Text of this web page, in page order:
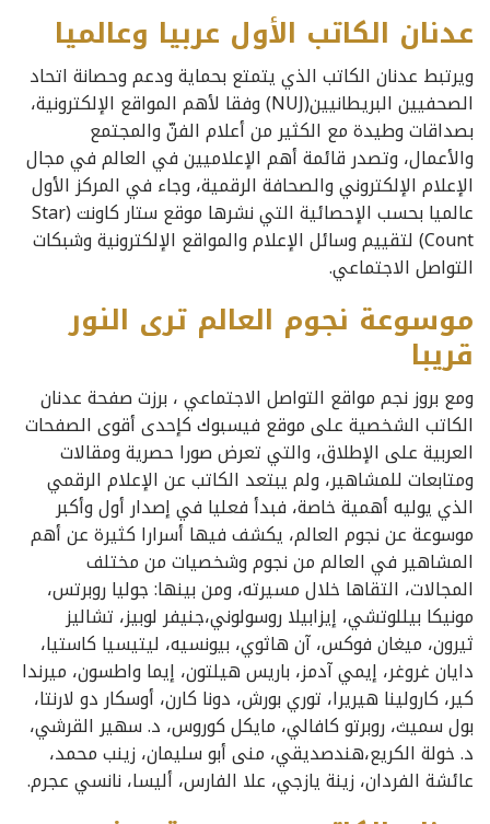
عدنان الكاتب الأول عربيا وعالميا
ويرتبط عدنان الكاتب الذي يتمتع بحماية ودعم وحصانة اتحاد
الصحفيين البريطانيين(NUJ) وفقا لأهم المواقع الإلكترونية،
بصداقات وطيدة مع الكثير من أعلام الفنّ والمجتمع
والأعمال، وتصدر قائمة أهم الإعلاميين في العالم في مجال
الإعلام الإلكتروني والصحافة الرقمية، وجاء في المركز الأول
عالميا بحسب الإحصائية التي نشرها موقع ستار كاونت (Star
Count) لتقييم وسائل الإعلام والمواقع الإلكترونية وشبكات
التواصل الاجتماعي.
موسوعة نجوم العالم ترى النور
قريبا
ومع بروز نجم مواقع التواصل الاجتماعي ، برزت صفحة عدنان
الكاتب الشخصية على موقع فيسبوك كإحدى أقوى الصفحات
العربية على الإطلاق، والتي تعرض صورا حصرية ومقالات
ومتابعات للمشاهير، ولم يبتعد الكاتب عن الإعلام الرقمي
الذي يوليه أهمية خاصة، فبدأ فعليا في إصدار أول وأكبر
موسوعة عن نجوم العالم، يكشف فيها أسرارا كثيرة عن أهم
المشاهير في العالم من نجوم وشخصيات من مختلف
المجالات، التقاها خلال مسيرته، ومن بينها: جوليا روبرتس،
مونيكا بيللوتشي، إيزابيلا روسولوني،جنيفر لوبيز، تشاليز
ثيرون، ميغان فوكس، آن هاثوي، بيونسيه، ليتيسيا كاستيا،
دايان غروغر، إيمي آدمز، باريس هيلتون، إيما واطسون، ميرندا
كير، كارولينا هيريرا، توري بورش، دونا كارن، أوسكار دو لارنتا،
بول سميث، روبرتو كافالي، مايكل كوروس، د. سهير القرشي،
د. خولة الكريع،هندصديقي، منى أبو سليمان، زينب محمد،
عائشة الفردان، زينة يازجي، علا الفارس، أليسا، نانسي عجرم.